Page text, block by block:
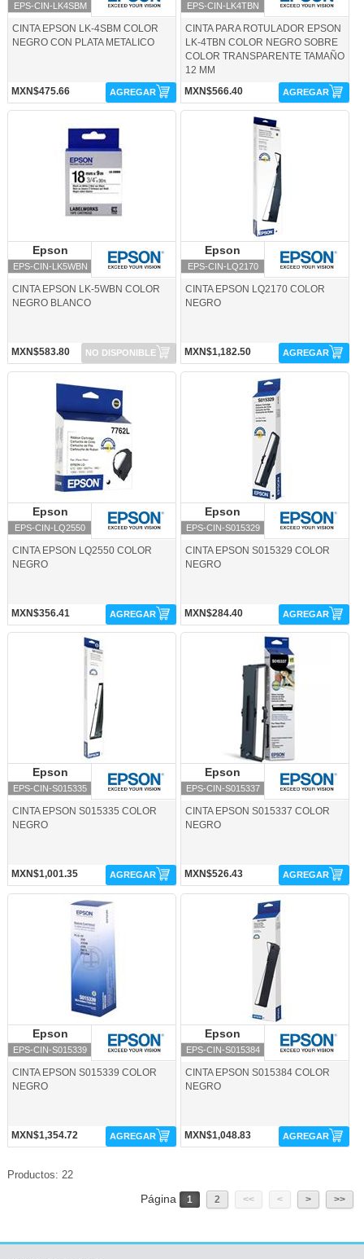
EPS-CIN-LK4SBM
CINTA EPSON LK-4SBM COLOR
NEGRO CON PLATA METALICO
MXN$475.66 AGREGAR
EPS-CIN-LK4TBN
CINTA PARA ROTULADOR EPSON
LK-4TBN COLOR NEGRO SOBRE
COLOR TRANSPARENTE TAMAÑO
12 MM
MXN$566.40
AGREGAR
Epson
EPS-CIN-LK5WBN
Epson
CINTA EPSON LK-5WBN COLOR
NEGRO BLANCO
MXN$583.80 NO DISPONIBLE
EPS-CIN-LQ2170-Epson
Epson
EPS-CIN-LQ2170
Epson
CINTA EPSON LQ2170 COLOR
NEGRO
MXN$1,182.50 AGREGAR
Epson
EPS-CIN-LQ2550
Epson
CINTA EPSON LQ2550 COLOR
NEGRO
MXN$356.41 AGREGAR
EPS-CIN-S015329-Epson
Epson
EPS-CIN-S015329
Epson
CINTA EPSON S015329 COLOR
NEGRO
MXN$284.40 AGREGAR
EPS-CIN-S015335-Epson
Epson
EPS-CIN-S015335
Epson
CINTA EPSON S015335 COLOR
NEGRO
MXN$1,001.35 AGREGAR
EPS-CIN-S015337-Epson
Epson
EPS-CIN-S015337
Epson
CINTA EPSON S015337 COLOR
NEGRO
MXN$526.43 AGREGAR
EPS-CIN-S015339-Epson
Epson
EPS-CIN-S015339
Epson
CINTA EPSON S015339 COLOR
NEGRO
MXN$1,354.72 AGREGAR
EPS-CIN-S015384-Epson
Epson
EPS-CIN-S015384
Epson
CINTA EPSON S015384 COLOR
NEGRO
MXN$1,048.83 AGREGAR
Productos: 22
Página 1 2 << < > >>